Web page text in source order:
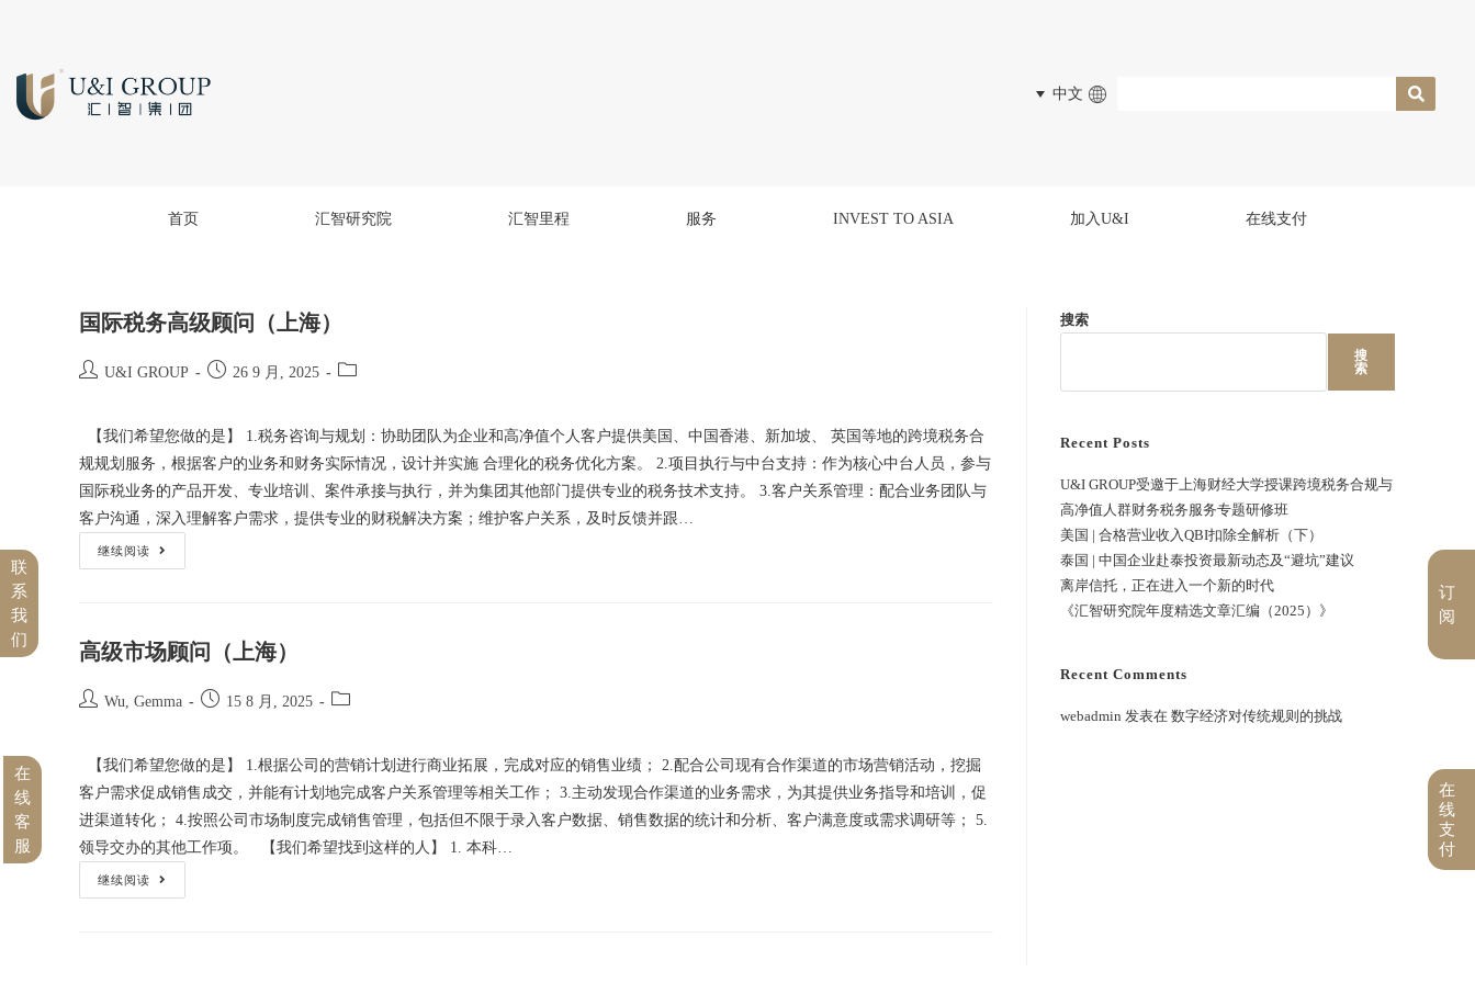
中文
首页 汇智研究院 汇智里程 服务 INVEST TO ASIA 加入U&I 在线支付
国际税务高级顾问（上海）
U&I GROUP 26 9 月, 2025
【我们希望您做的是】 1.税务咨询与规划：协助团队为企业和高净值个人客户提供美国、中国香港、新加坡、 英国等地的跨境税务合
规规划服务，根据客户的业务和财务实际情况，设计并实施 合理化的税务优化方案。 2.项目执行与中台支持：作为核心中台人员，参与
国际税业务的产品开发、专业培训、案件承接与执行，并为集团其他部门提供专业的税务技术支持。 3.客户关系管理：配合业务团队与
客户沟通，深入理解客户需求，提供专业的财税解决方案；维护客户关系，及时反馈并跟…
继续阅读
高级市场顾问（上海）
Wu, Gemma 15 8 月, 2025
【我们希望您做的是】 1.根据公司的营销计划进行商业拓展，完成对应的销售业绩； 2.配合公司现有合作渠道的市场营销活动，挖掘
客户需求促成销售成交，并能有计划地完成客户关系管理等相关工作； 3.主动发现合作渠道的业务需求，为其提供业务指导和培训，促
进渠道转化； 4.按照公司市场制度完成销售管理，包括但不限于录入客户数据、销售数据的统计和分析、客户满意度或需求调研等； 5.
领导交办的其他工作项。 【我们希望找到这样的人】 1. 本科…
继续阅读
搜索
搜
索
Recent Posts
U&I GROUP受邀于上海财经大学授课跨境税务合规与
高净值人群财务税务服务专题研修班
美国 | 合格营业收入QBI扣除全解析（下）
泰国 | 中国企业赴泰投资最新动态及“避坑”建议
离岸信托，正在进入一个新的时代
《汇智研究院年度精选文章汇编（2025）》
Recent Comments
webadmin 发表在 数字经济对传统规则的挑战
订
阅
联
系
我
们
在
线
客
服
在
线
支
付